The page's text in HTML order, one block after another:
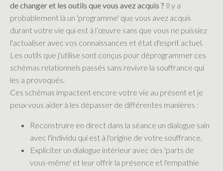
de changer et les outils que vous avez acquis ? Il y a
probablement là un 'programme' que vous avez acquis
durant votre vie qui est à l’œuvre sans que vous ne puissiez
l'actualiser avec vos connaissances et état d'esprit actuel.
Les outils que j'utilise sont conçus pour déprogrammer ces
schémas relationnels passés sans revivre la souffrance qui
les a provoqués.
Ces schémas impactent encore votre vie au présent et je
peux vous aider à les dépasser de différentes manières :
Reconstruire en direct dans la séance un dialogue sain
avec l'individu qui est à l'origine de votre souffrance,
Expliciter un dialogue intérieur avec des 'parts de
vous-même' et leur offrir la présence et l'empathie